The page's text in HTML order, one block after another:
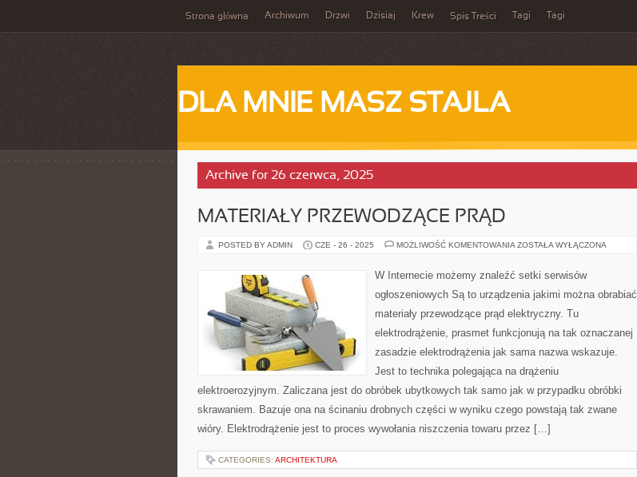
Strona główna Archiwum Drzwi Dzisiaj Krew Spis Treści Tagi Tagi
DLA MNIE MASZ STAJLA
Archive for 26 czerwca, 2025
MATERIAŁY PRZEWODZĄCE PRĄD
POSTED BY ADMIN CZE - 26 - 2025 MOŻLIWOŚĆ KOMENTOWANIA MATERIAŁY
ZOSTAŁA WYŁĄCZONA
W Internecie możemy znaleźć setki serwisów
ogłoszeniowych Są to urządzenia jakimi można obrabiać
materiały przewodzące prąd elektryczny. Tu
elektrodrążenie, prasmet funkcjonują na tak oznaczanej
zasadzie elektrodrążenia jak sama nazwa wskazuje.
Jest to technika polegająca na drążeniu
elektroerozyjnym. Zaliczana jest do obróbek ubytkowych tak samo jak w przypadku obróbki
skrawaniem. Bazuje ona na ścinaniu drobnych części w wyniku czego powstają tak zwane
wióry. Elektrodrążenie jest to proces wywołania niszczenia towaru przez […]
CATEGORIES: ARCHITEKTURA